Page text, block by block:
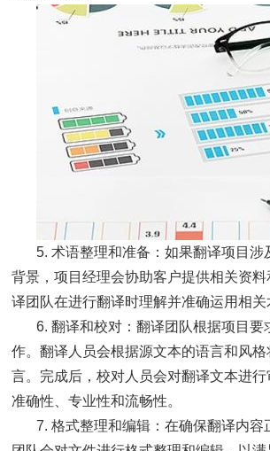
5. 术语整理和准备：如果翻译项目涉
背景，项目经理会协助客户提供相关资
译团队在进行翻译时理解并准确运用相关
6. 翻译和校对：翻译团队根据项目要
作。翻译人员会根据源文本的语言和风
言。完成后，校对人员会对翻译文本进
准确性、专业性和流畅性。
7. 格式整理和编辑：在确保翻译内容